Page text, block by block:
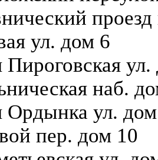
проезд
ул. дом 6
наб.
Ордынка ул.
пер. дом 10